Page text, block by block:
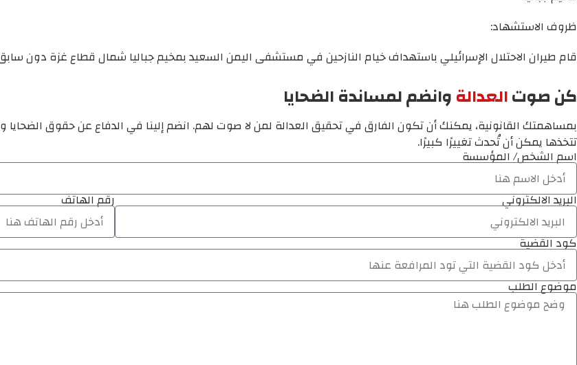
ظروف الاستشهاد:
قام طيران الاحتلال الإسرائيلي باستهداف خيام النازحين في مستشفى اليمن السعيد بمخيم جباليا شمال قطاع غزة دون
كن صوتالعدالةوانضم لمساندة الضحايا
بمساهمتك القانونية، يمكنك أن تكون الفارق في تحقيق العدالة لمن لا صوت لهم. انضم إلينا في الدفاع عن حقوق
تتخذها يمكن أن تُحدث تغييرًا كبيرًا.
اسم الشخص/ المؤسسة
البريد الالكتروني رقم الهاتف
كود القضية
موضوع الطلب